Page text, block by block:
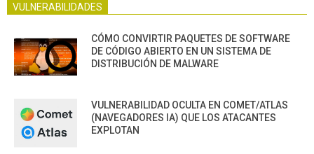
VULNERABILIDADES
CÓMO CONVIRTIR PAQUETES DE SOFTWARE
DE CÓDIGO ABIERTO EN UN SISTEMA DE
DISTRIBUCIÓN DE MALWARE
VULNERABILIDAD OCULTA EN COMET/ATLAS
(NAVEGADORES IA) QUE LOS ATACANTES
EXPLOTAN